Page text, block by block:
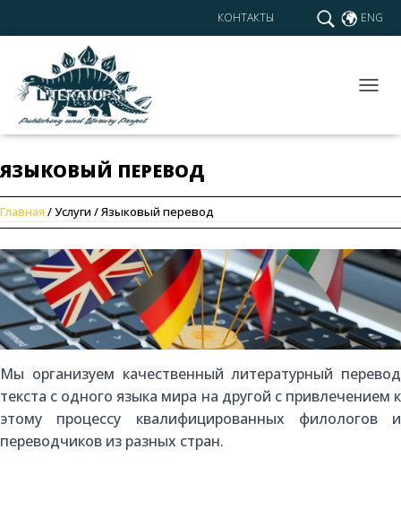
ENG
КОНТАКТЫ
G
N
I
G
T
I
O
N
ЯЗЫКОВЫЙ ПЕРЕВОД
Главная / Услуги / Языковый перевод
Мы организуем качественный литературный перевод
текста с одного языка мира на другой с привлечением к
этому процессу квалифицированных филологов и
переводчиков из разных стран.